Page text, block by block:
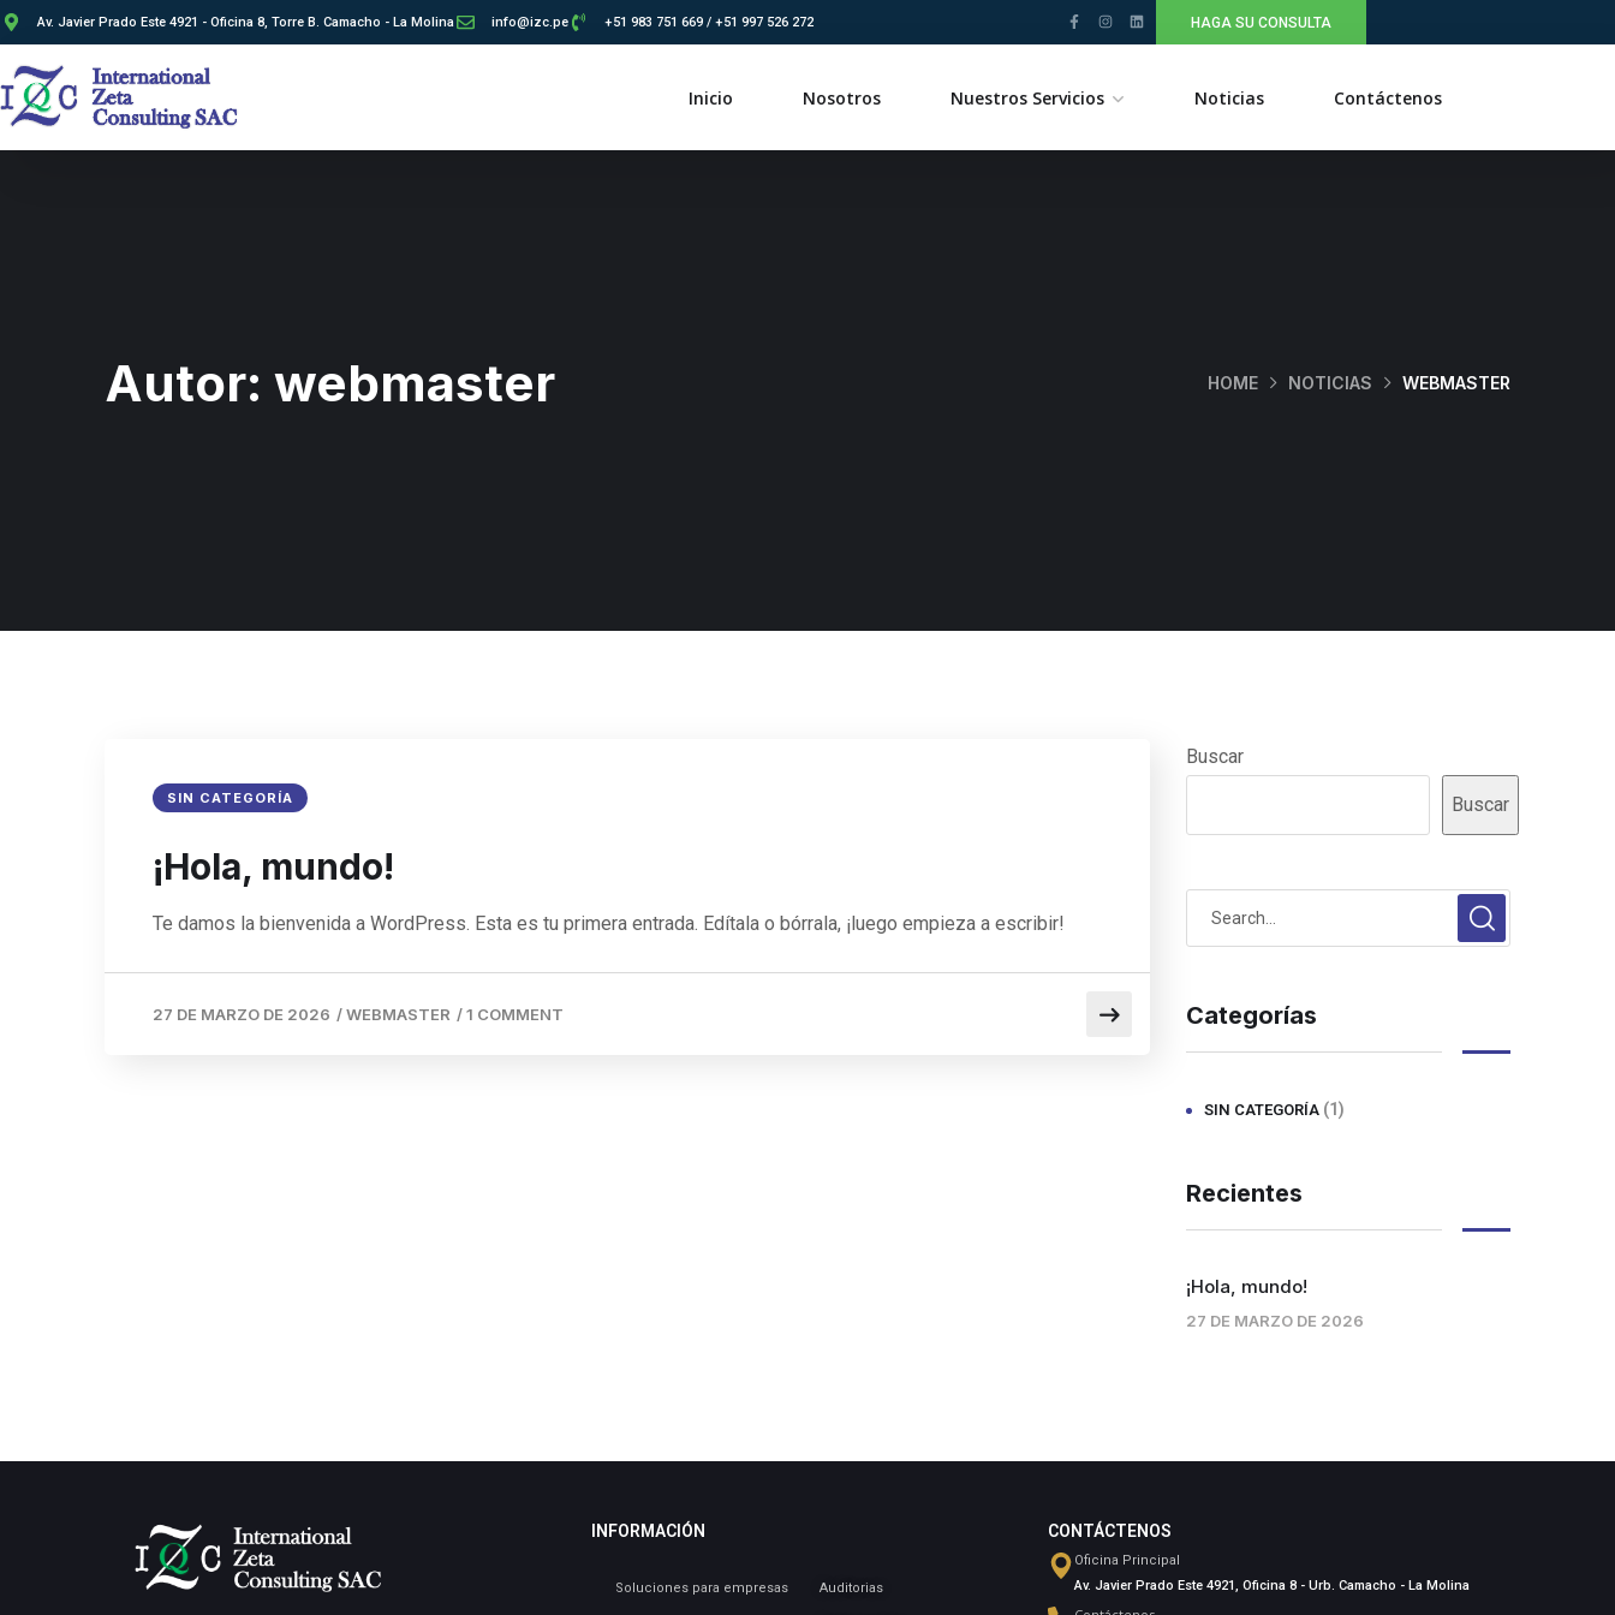
Av. Javier Prado Este 4921 - Oficina 8, Torre B. Camacho - La Molina info@izc.pe +51 983 751 669 / +51 997 526 272 HAGA SU CONSULTA
Inicio Nosotros Nuestros Servicios Noticias Contáctenos
Autor: webmaster HOME NOTICIAS WEBMASTER
SIN CATEGORÍA
¡Hola, mundo!
Te damos la bienvenida a WordPress. Esta es tu primera entrada. Edítala o bórrala, ¡luego empieza a escribir!
27 DE MARZO DE 2026 /WEBMASTER /1 COMMENT
Buscar
Buscar
Categorías
SIN CATEGORÍA (1)
Recientes
¡Hola, mundo!
27 DE MARZO DE 2026
INFORMACIÓN
Soluciones para empresas Auditorias
CONTÁCTENOS
Oficina Principal
Av. Javier Prado Este 4921, Oficina 8 - Urb. Camacho - La Molina